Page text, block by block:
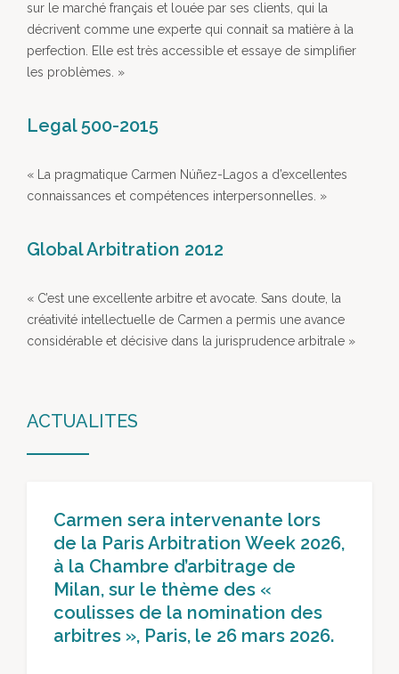
sur le marché français et louée par ses clients, qui la
décrivent comme une experte qui connait sa matière à la
perfection. Elle est très accessible et essaye de simplifier
les problèmes. »
Legal 500-2015
« La pragmatique Carmen Núñez-Lagos a d’excellentes
connaissances et compétences interpersonnelles. »
Global Arbitration 2012
« C’est une excellente arbitre et avocate. Sans doute, la
créativité intellectuelle de Carmen a permis une avance
considérable et décisive dans la jurisprudence arbitrale »
ACTUALITES
Carmen sera intervenante lors
de la Paris Arbitration Week 2026,
à la Chambre d’arbitrage de
Milan, sur le thème des «
coulisses de la nomination des
arbitres », Paris, le 26 mars 2026.